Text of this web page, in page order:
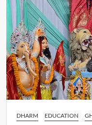
DHARM EDUCATION